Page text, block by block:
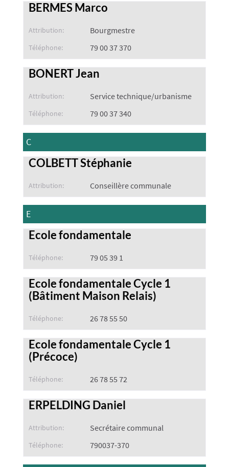
BERMES Marco
Attribution: Bourgmestre
Téléphone: 79 00 37 370
BONERT Jean
Attribution: Service technique/urbanisme
Téléphone: 79 00 37 340
C
COLBETT Stéphanie
Attribution: Conseillère communale
E
Ecole fondamentale
Téléphone: 79 05 39 1
Ecole fondamentale Cycle 1
(Bâtiment Maison Relais)
Téléphone: 26 78 55 50
Ecole fondamentale Cycle 1
(Précoce)
Téléphone: 26 78 55 72
ERPELDING Daniel
Attribution: Secrétaire communal
Téléphone: 790037-370